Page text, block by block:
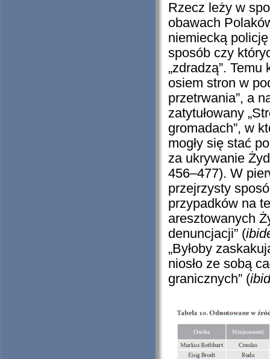
Rzecz leży w
obawach
niemiecką
sposób czy
„zdradzą”.
osiem stron w
przetrwania”, a
zatytułowany
gromadach”, w
mogły się stać
za ukrywanie
456–477). W
przejrzysty
przypadków na
aresztowanych
denuncjacji” (
„Byłoby
niosło ze sobą
granicznych” (